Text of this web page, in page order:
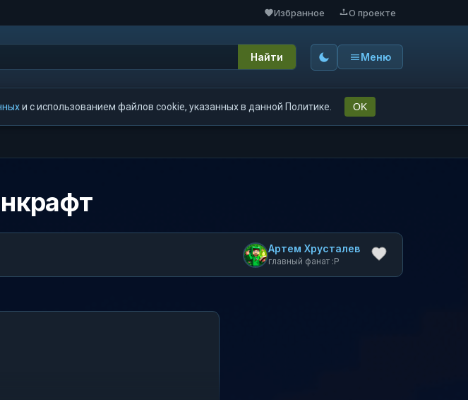
Избранное О проекте
Найти Меню
и с использованием файлов cookie, указанных в данной Политике. OK
Артем Хрусталев
главный фанат :P